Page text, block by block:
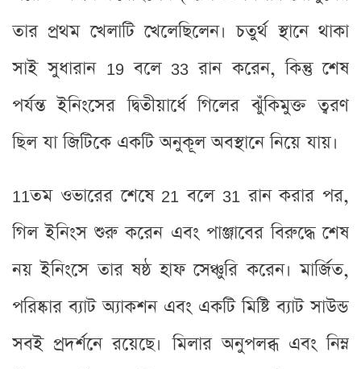
তার প্রথম খেলাটি খেলেছিলেন। চতুর্থ স্থানে থাকা
সাই সুধারান 19 বলে 33 রান করেন, কিন্তু শেষ
পর্যন্ত ইনিংসের দ্বিতীয়ার্ধে গিলের ঝুঁকিমুক্ত ত্বরণ
ছিল যা জিটিকে একটি অনুকূল অবস্থানে নিয়ে যায়।
11তম ওভারের শেষে 21 বলে 31 রান করার পর,
গিল ইনিংস শুরু করেন এবং পাঞ্জাবের বিরুদ্ধে শেষ
নয় ইনিংসে তার ষষ্ঠ হাফ সেঞ্চুরি করেন। মার্জিত,
পরিষ্কার ব্যাট অ্যাকশন এবং একটি মিষ্টি ব্যাট সাউন্ড
সবই প্রদর্শনে রয়েছে। মিলার অনুপলব্ধ এবং নিম্ন